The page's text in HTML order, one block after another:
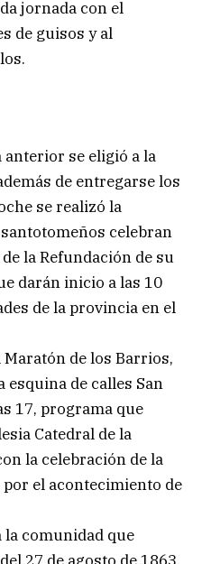
jornada con el
de guisos y al
se eligió a la
de entregarse los
se realizó la
celebran
la Refundación de su
darán inicio a las 10
de la provincia en el
de los Barrios,
esquina de calles San
17, programa que
Catedral de la
la celebración de la
el acontecimiento de
la comunidad que